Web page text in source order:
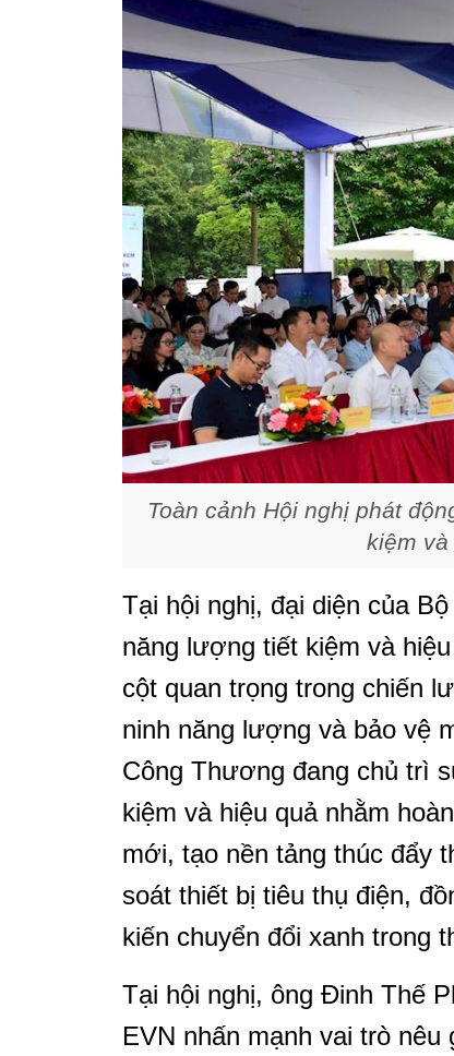
Toàn cảnh Hội nghị phát
kiệm và
Tại hội nghị, đại diện của
năng lượng tiết kiệm và
cột quan trọng trong chiến
ninh năng lượng và bảo vệ
Công Thương đang chủ trì
kiệm và hiệu quả nhằm
mới, tạo nền tảng thúc đẩy
soát thiết bị tiêu thụ điện,
kiến chuyển đổi xanh trong
Tại hội nghị, ông Đinh Thế
EVN nhấn mạnh vai trò